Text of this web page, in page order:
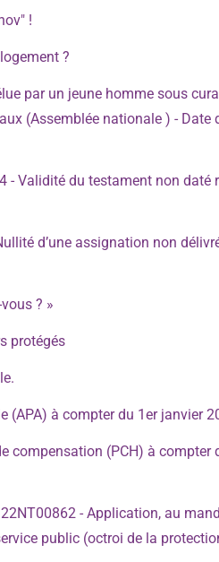
!
?
par un jeune homme sous
(Assemblée nationale ) - Date
- Validité du testament non daté
d’une assignation non
? »
protégés
à compter du 1er janvier
compensation (PCH) à compter
- Application, au
public (octroi de la